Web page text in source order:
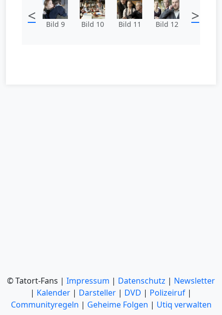
< Bild 9 Bild 10 Bild 11 Bild 12 >
© Tatort-Fans | Impressum | Datenschutz | Newsletter
| Kalender | Darsteller | DVD | Polizeiruf |
Communityregeln | Geheime Folgen | Utiq verwalten